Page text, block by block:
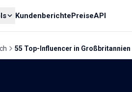
KundenberichtePreiseAPI
55 Top-Influencer in Großbritannien